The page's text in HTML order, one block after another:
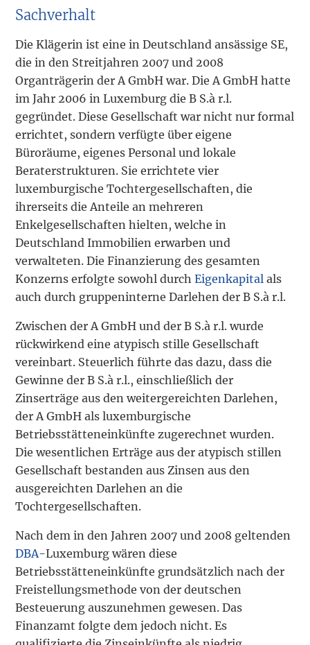
Sachverhalt
Die Klägerin ist eine in Deutschland ansässige SE,
die in den Streitjahren 2007 und 2008
Organträgerin der A GmbH war. Die A GmbH hatte
im Jahr 2006 in Luxemburg die B S.à r.l.
gegründet. Diese Gesellschaft war nicht nur formal
errichtet, sondern verfügte über eigene
Büroräume, eigenes Personal und lokale
Beraterstrukturen. Sie errichtete vier
luxemburgische Tochtergesellschaften, die
ihrerseits die Anteile an mehreren
Enkelgesellschaften hielten, welche in
Deutschland Immobilien erwarben und
verwalteten. Die Finanzierung des gesamten
Konzerns erfolgte sowohl durchEigenkapital als
auch durch gruppeninterne Darlehen der B S.à r.l.
Zwischen der A GmbH und der B S.à r.l. wurde
rückwirkend eine atypisch stille Gesellschaft
vereinbart. Steuerlich führte das dazu, dass die
Gewinne der B S.à r.l., einschließlich der
Zinserträge aus den weitergereichten Darlehen,
der A GmbH als luxemburgische
Betriebsstätteneinkünfte zugerechnet wurden.
Die wesentlichen Erträge aus der atypisch stillen
Gesellschaft bestanden aus Zinsen aus den
ausgereichten Darlehen an die
Tochtergesellschaften.
Nach dem in den Jahren 2007 und 2008 geltenden
DBA-Luxemburg wären diese
Betriebsstätteneinkünfte grundsätzlich nach der
Freistellungsmethode von der deutschen
Besteuerung auszunehmen gewesen. Das
Finanzamt folgte dem jedoch nicht. Es